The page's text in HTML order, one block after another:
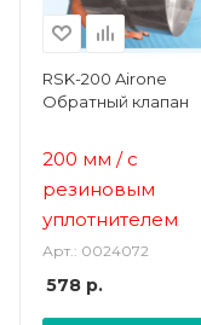
RSK-200 Airone
Обратный клапан
200 мм / с
резиновым
уплотнителем
Арт.: 0024072
578 р.